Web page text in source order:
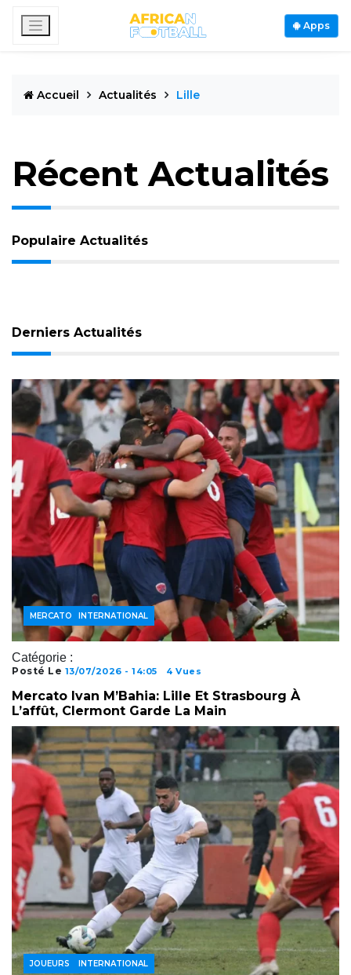
Apps
Accueil Actualités Lille
Récent Actualités
Populaire Actualités
Derniers Actualités
Catégorie :
FOOTBALL INTERNATIONAL
JOUEURS
MERCATO
Posté Le 13/07/2026 - 14:05 4 Vues
Mercato Ivan M’Bahia: Lille Et Strasbourg À
L’affût, Clermont Garde La Main
FOOTBALL INTERNATIONAL
JOUEURS